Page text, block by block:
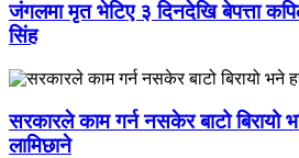
जंगलमा मृत भेटिए ३ दिनदेखि बेपत्ता
सिंह
सरकारले काम गर्न नसकेर बाटो बिरायो
लामिछाने